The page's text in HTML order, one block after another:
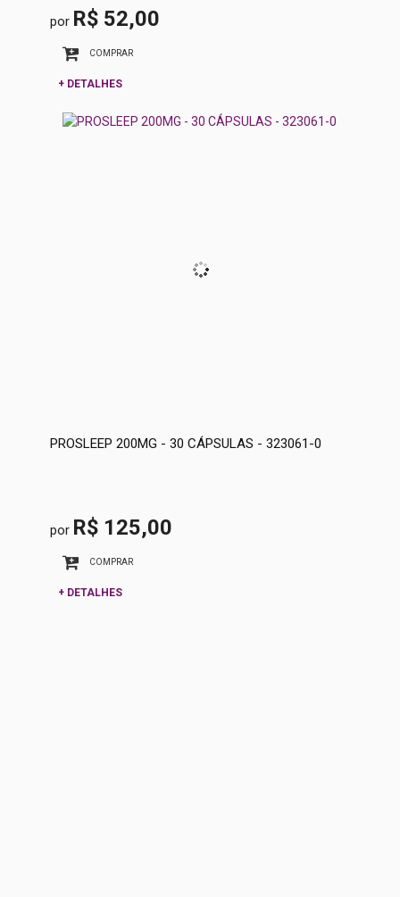
por R$ 52,00
COMPRAR
+ DETALHES
PROSLEEP 200MG - 30 CÁPSULAS - 323061-0
por R$ 125,00
COMPRAR
+ DETALHES